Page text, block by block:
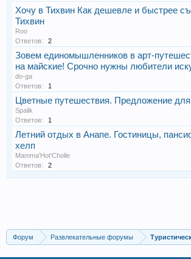
Хочу в Тихвин Как дешевле и быстрее
Тихвин
Roo
Ответов:
2
Зовем единомышленников в арт-
на майские! Срочно нужны любители
do-ga
Ответов:
1
Цветные путешествия. Предложение
Spalik
Ответов:
1
Летний отдых в Анапе. Гостиницы,
хелп
Mamma'Hot'Cholle
Ответов:
2
Форум Развлекательные форумы